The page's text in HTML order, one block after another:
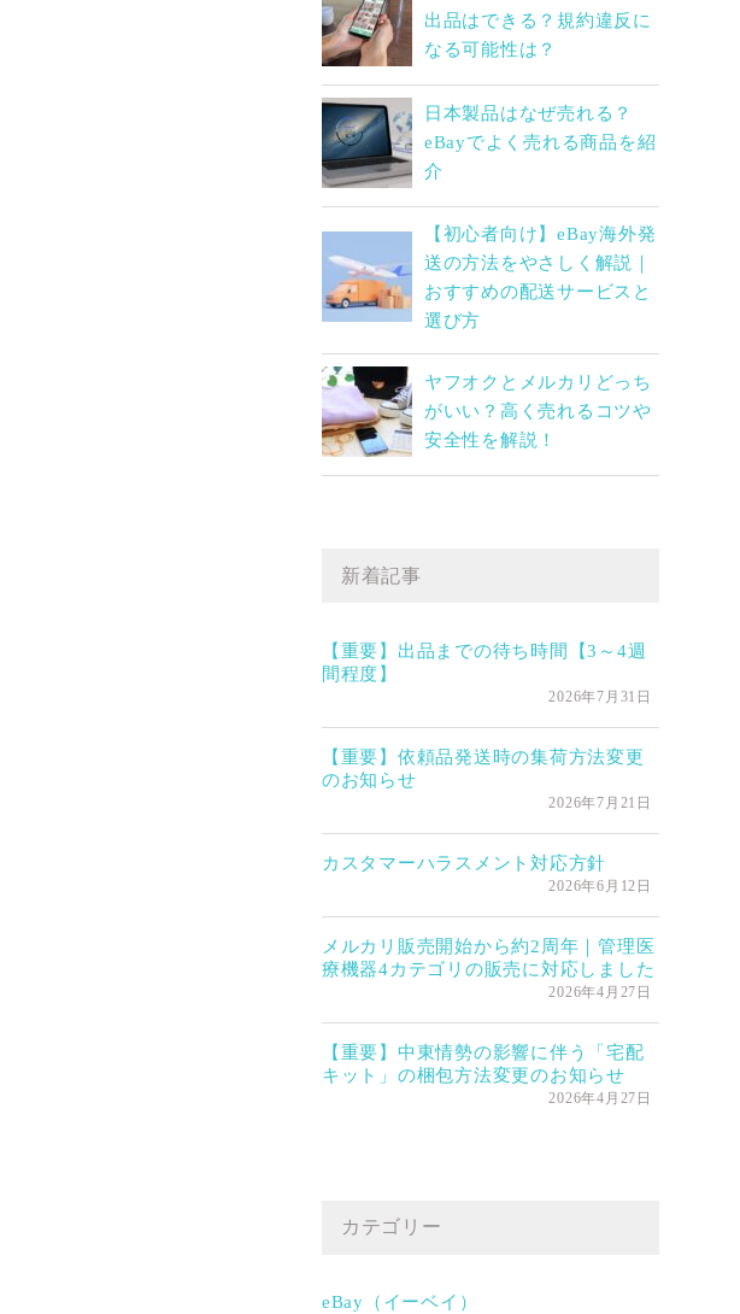
出品はできる？規約違反に
なる可能性は？
日本製品はなぜ売れる？
eBayでよく売れる商品を紹
介
【初心者向け】eBay海外発
送の方法をやさしく解説｜
おすすめの配送サービスと
選び方
ヤフオクとメルカリどっち
がいい？高く売れるコツや
安全性を解説！
新着記事
【重要】出品までの待ち時間【3～4週
間程度】
2026年7月31日
【重要】依頼品発送時の集荷方法変更
のお知らせ
2026年7月21日
カスタマーハラスメント対応方針
2026年6月12日
メルカリ販売開始から約2周年｜管理医
療機器4カテゴリの販売に対応しました
2026年4月27日
【重要】中東情勢の影響に伴う「宅配
キット」の梱包方法変更のお知らせ
2026年4月27日
カテゴリー
eBay（イーベイ）